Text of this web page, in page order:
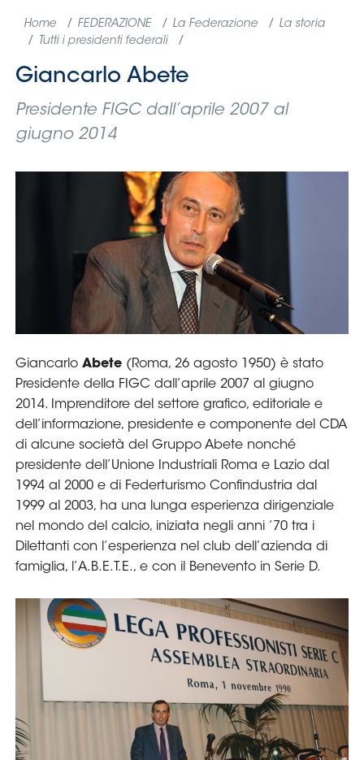
Home FEDERAZIONE La Federazione
La storia
Tutti i presidenti federali
Giancarlo Abete
Presidente FIGC dall’aprile 2007 al
giugno 2014
GiancarloAbete (Roma, 26 agosto 1950) è stato
Presidente della FIGC dall’aprile 2007 al giugno
2014. Imprenditore del settore grafico, editoriale e
dell’informazione, presidente e componente del CDA
di alcune società del Gruppo Abete nonché
presidente dell’Unione Industriali Roma e Lazio dal
1994 al 2000 e di Federturismo Confindustria dal
1999 al 2003, ha una lunga esperienza dirigenziale
nel mondo del calcio, iniziata negli anni ’70 tra i
Dilettanti con l’esperienza nel club dell’azienda di
famiglia, l’A.B.E.T.E., e con il Benevento in Serie D.